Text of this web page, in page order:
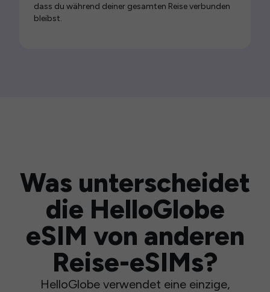
dass du während deiner gesamten Reise verbunden
bleibst.
Was unterscheidet
die HelloGlobe
eSIM von anderen
Reise-eSIMs?
HelloGlobe verwendet eine einzige,